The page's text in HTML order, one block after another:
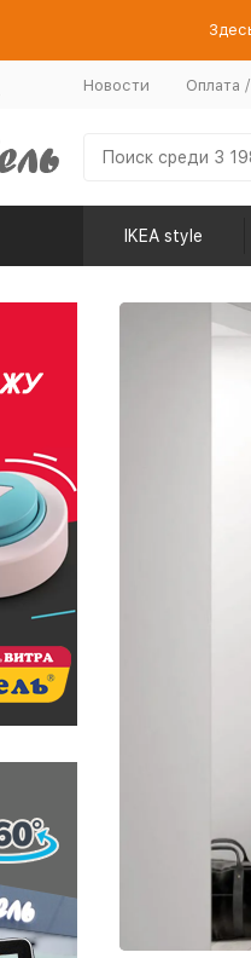
Новости Оплата
IKEA style